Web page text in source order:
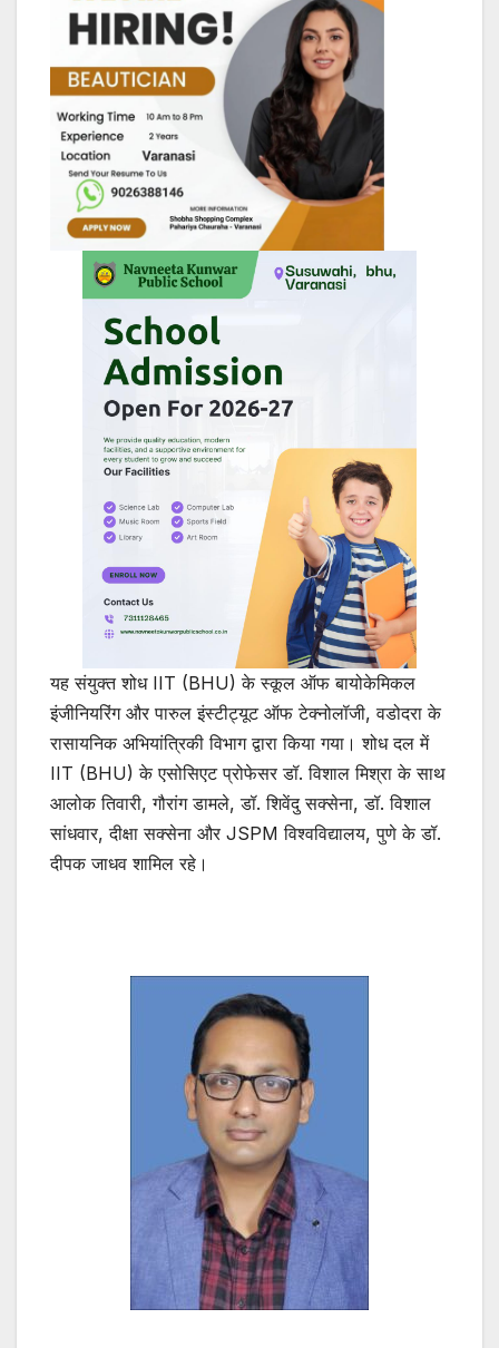
यह संयुक्त शोध IIT (BHU) के स्कूल ऑफ बायोकेमिकल
इंजीनियरिंग और पारुल इंस्टीट्यूट ऑफ टेक्नोलॉजी, वडोदरा के
रासायनिक अभियांत्रिकी विभाग द्वारा किया गया। शोध दल में
IIT (BHU) के एसोसिएट प्रोफेसर डॉ. विशाल मिश्रा के साथ
आलोक तिवारी, गौरांग डामले, डॉ. शिवेंदु सक्सेना, डॉ. विशाल
सांधवार, दीक्षा सक्सेना और JSPM विश्वविद्यालय, पुणे के डॉ.
दीपक जाधव शामिल रहे।